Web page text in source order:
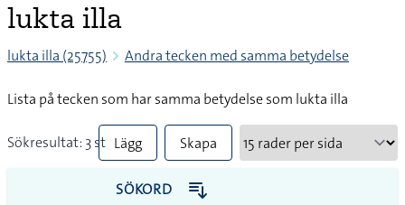
lukta illa
lukta illa (25755) Andra tecken med samma betydelse
Lista på tecken som har samma betydelse som lukta illa
Sökresultat: 3 st Lägg
till
Skapa
PDF
SÖKORD